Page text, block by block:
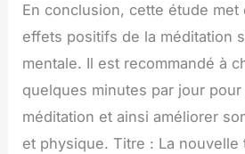
En conclusion, cette étude met
effets positifs de la méditation
mentale. Il est recommandé à
quelques minutes par jour pour
méditation et ainsi améliorer
et physique. Titre : La nouvelle